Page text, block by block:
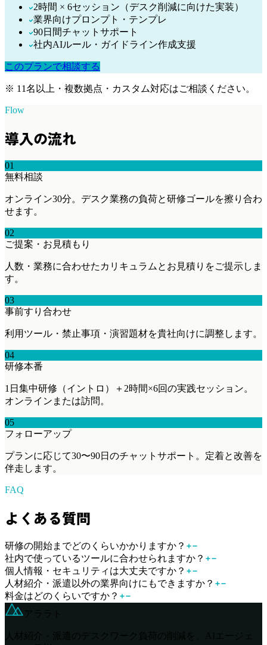
2時間 × 6セッション（デスク削減に向けた実装）
業界向けプロンプト・テンプレ
90日間チャットサポート
社内AIルール・ガイドライン作成支援
このプランで相談する
※ 11名以上・複数拠点・カスタム対応はご相談ください。
Flow
導入の流れ
01
無料相談
オンライン30分。デスク業務の負荷と研修ゴールを擦り合わ
せます。
02
ご提案・お見積もり
人数・業務に合わせたカリキュラムとお見積りをご提示しま
す。
03
事前すり合わせ
利用ツール・禁止事項・演習題材を貴社向けに調整します。
04
研修本番
1日集中研修（イントロ）＋2時間×6回の実践セッション。
オンラインまたは訪問。
05
フォローアップ
プランに応じて30〜90日のチャットサポート。定着と改善を
伴走します。
FAQ
よくある質問
研修の開始までどのくらいかかりますか？
社内で使っているツールに合わせられますか？
個人情報・セキュリティは大丈夫ですか？
人材紹介・派遣以外の業界向けにもできますか？
料金はどのくらいですか？